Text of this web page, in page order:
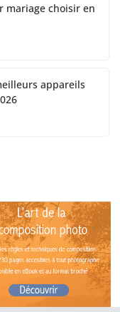
mariage choisir en
appareils